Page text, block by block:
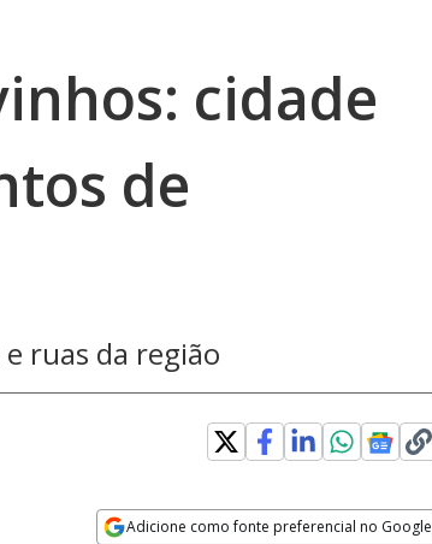
cidade
de
ruas da região
Adicione como fonte preferencial no Google